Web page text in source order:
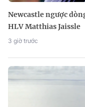
Newcastle ngược
HLV Matthias Jaissle
3 giờ trước